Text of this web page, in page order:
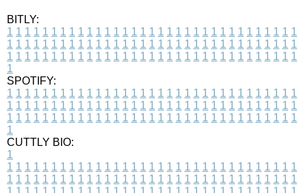
BITLY:
1 1 1 1 1 1 1 1 1 1 1 1 1 1 1 1 1 1 1 1 1 1 1 1 1 1 1 1 1 1 1 1 1
1 1 1 1 1 1 1 1 1 1 1 1 1 1 1 1 1 1 1 1 1 1 1 1 1 1 1 1 1 1 1 1 1
1 1 1 1 1 1 1 1 1 1 1 1 1 1 1 1 1 1 1 1 1 1 1 1 1 1 1 1 1 1 1 1 1
1
SPOTIFY:
1 1 1 1 1 1 1 1 1 1 1 1 1 1 1 1 1 1 1 1 1 1 1 1 1 1 1 1 1 1 1 1 1
1 1 1 1 1 1 1 1 1 1 1 1 1 1 1 1 1 1 1 1 1 1 1 1 1 1 1 1 1 1 1 1 1
1 1 1 1 1 1 1 1 1 1 1 1 1 1 1 1 1 1 1 1 1 1 1 1 1 1 1 1 1 1 1 1 1
1
CUTTLY BIO:
1
1 1 1 1 1 1 1 1 1 1 1 1 1 1 1 1 1 1 1 1 1 1 1 1 1 1 1 1 1 1 1 1 1
1 1 1 1 1 1 1 1 1 1 1 1 1 1 1 1 1 1 1 1 1 1 1 1 1 1 1 1 1 1 1 1 1